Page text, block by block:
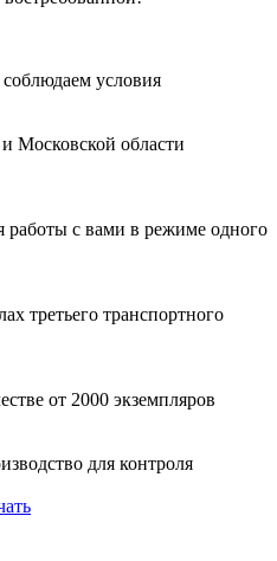
условия
Московской области
работы с вами в режиме одного
третьего транспортного
от 2000 экземпляров
для контроля